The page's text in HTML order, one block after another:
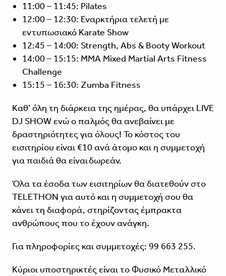
11:00 – 11:45: Pilates
12:00 – 12:30: Εναρκτήρια τελετή με
εντυπωσιακό Karate Show
12:45 – 14:00: Strength, Abs & Booty Workout
14:00 – 15:15: MMA Mixed Martial Arts Fitness
Challenge
15:15 – 16:30: Zumba Fitness
Καθ’ όλη τη διάρκεια της ημέρας, θα υπάρχει LIVE
DJ SHOW ενώ ο παλμός θα ανεβαίνει με
δραστηριότητες για όλους! Το κόστος του
εισιτηρίου είναι €10 ανά άτομο και η συμμετοχή
για παιδιά θα είναι δωρεάν.
Όλα τα έσοδα των εισιτηρίων θα διατεθούν στο
TELETHON για αυτό και η συμμετοχή σου θα
κάνει τη διαφορά, στηρίζοντας έμπρακτα
ανθρώπους που το έχουν ανάγκη.
Για πληροφορίες και συμμετοχές: 99 663 255.
Κύριοι υποστηρικτές είναι το Φυσικό Μεταλλικό